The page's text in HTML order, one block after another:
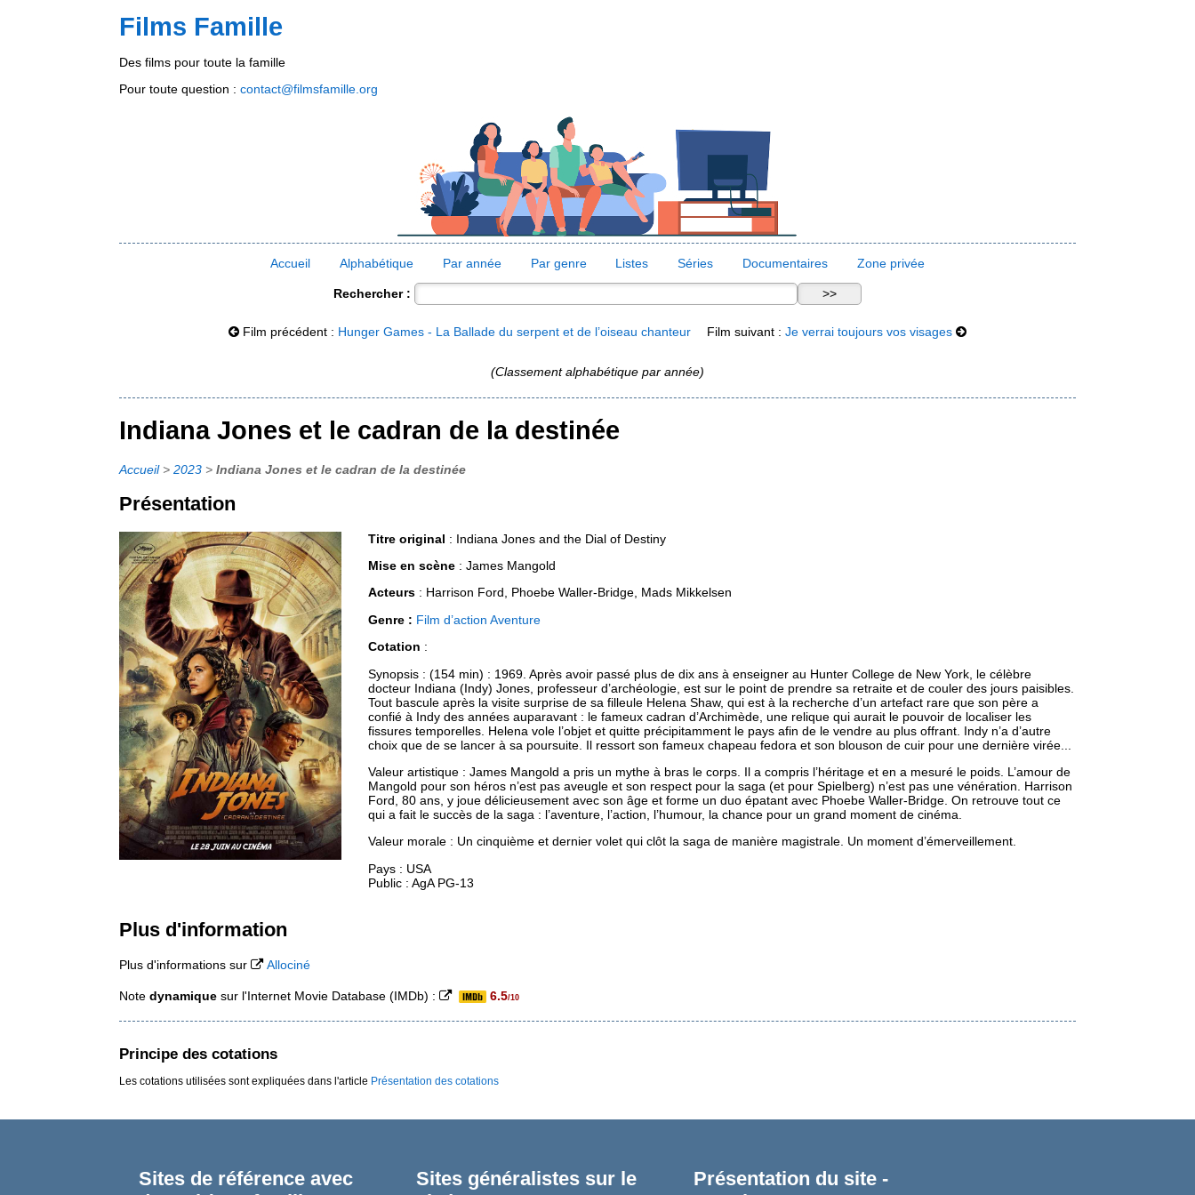
Films Famille
Des films pour toute la famille
Pour toute question :contact@filmsfamille.org
Accueil Alphabétique Par année Par genre Listes Séries Documentaires Zone privée
Rechercher :
Film précédent : Hunger Games - La Ballade du serpent et de l’oiseau chanteur Film suivant :Je verrai toujours vos visages
(Classement alphabétique par année)
Indiana Jones et le cadran de la destinée
Accueil>2023 >Indiana Jones et le cadran de la destinée
Présentation
Titre original : Indiana Jones and the Dial of Destiny
Mise en scène : James Mangold
Acteurs : Harrison Ford, Phoebe Waller-Bridge, Mads Mikkelsen
Genre : Film d’action Aventure
Cotation :
Synopsis : (154 min) : 1969. Après avoir passé plus de dix ans à enseigner au Hunter College de New York, le célèbre
docteur Indiana (Indy) Jones, professeur d’archéologie, est sur le point de prendre sa retraite et de couler des jours paisibles.
Tout bascule après la visite surprise de sa filleule Helena Shaw, qui est à la recherche d’un artefact rare que son père a
confié à Indy des années auparavant : le fameux cadran d’Archimède, une relique qui aurait le pouvoir de localiser les
fissures temporelles. Helena vole l’objet et quitte précipitamment le pays afin de le vendre au plus offrant. Indy n’a d’autre
choix que de se lancer à sa poursuite. Il ressort son fameux chapeau fedora et son blouson de cuir pour une dernière virée...
Valeur artistique : James Mangold a pris un mythe à bras le corps. Il a compris l’héritage et en a mesuré le poids. L’amour de
Mangold pour son héros n’est pas aveugle et son respect pour la saga (et pour Spielberg) n’est pas une vénération. Harrison
Ford, 80 ans, y joue délicieusement avec son âge et forme un duo épatant avec Phoebe Waller-Bridge. On retrouve tout ce
qui a fait le succès de la saga : l’aventure, l’action, l’humour, la chance pour un grand moment de cinéma.
Valeur morale : Un cinquième et dernier volet qui clôt la saga de manière magistrale. Un moment d’émerveillement.
Pays : USA
Public : AgA PG-13
Plus d'information
Plus d'informations sur Allociné
Notedynamique sur l'Internet Movie Database (IMDb) : 6.5/10
Principe des cotations
Les cotations utilisées sont expliquées dans l'article Présentation des cotations
Sites de référence avec
Sites généralistes sur le
Présentation du site -